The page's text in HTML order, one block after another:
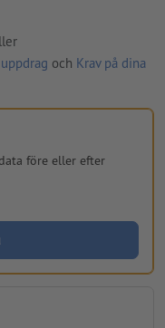
och Krav på dina
före eller efter